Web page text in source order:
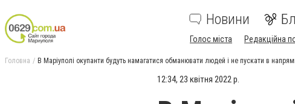
Новини
Голос міста Редакційна
Головна В Маріуполі окупанти будуть намагатися обманювати людей і не пускати в
12:34, 23 квітня 2022 р.